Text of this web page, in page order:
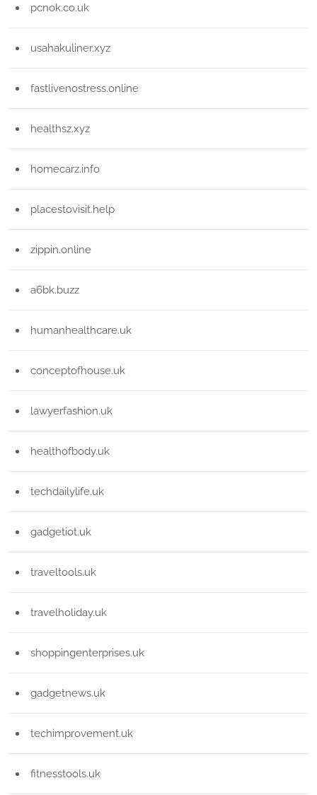
pcnok.co.uk
usahakuliner.xyz
fastlivenostress.online
healthsz.xyz
homecarz.info
placestovisit.help
zippin.online
a6bk.buzz
humanhealthcare.uk
conceptofhouse.uk
lawyerfashion.uk
healthofbody.uk
techdailylife.uk
gadgetiot.uk
traveltools.uk
travelholiday.uk
shoppingenterprises.uk
gadgetnews.uk
techimprovement.uk
fitnesstools.uk